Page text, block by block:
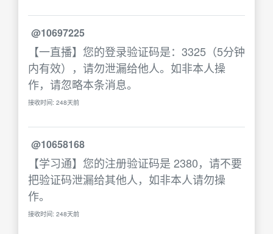
@10697225
【一直播】您的登录验证码是：3325（5分钟
内有效），请勿泄漏给他人。如非本人操
作，请忽略本条消息。
接收时间: 248天前
@10658168
【学习通】您的注册验证码是 2380，请不要
把验证码泄漏给其他人，如非本人请勿操
作。
接收时间: 248天前